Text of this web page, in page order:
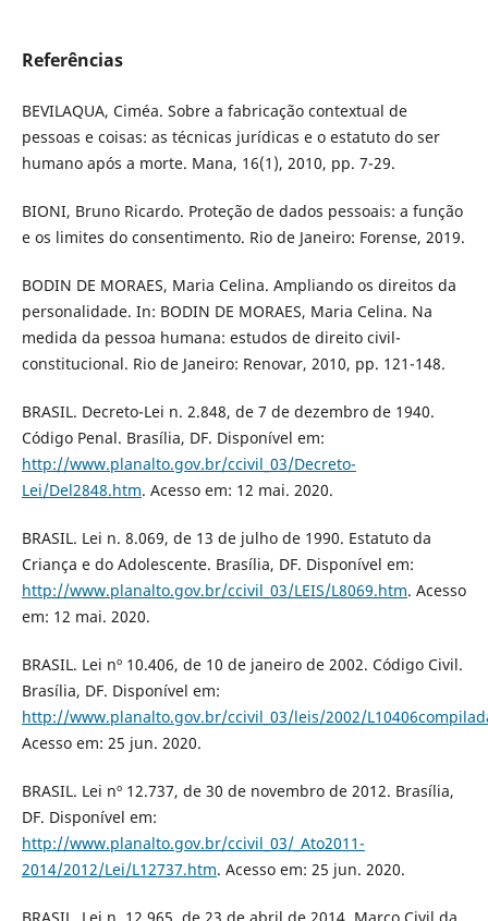
Referências
BEVILAQUA, Ciméa. Sobre a fabricação contextual de
pessoas e coisas: as técnicas jurídicas e o estatuto do ser
humano após a morte. Mana, 16(1), 2010, pp. 7-29.
BIONI, Bruno Ricardo. Proteção de dados pessoais: a função
e os limites do consentimento. Rio de Janeiro: Forense, 2019.
BODIN DE MORAES, Maria Celina. Ampliando os direitos da
personalidade. In: BODIN DE MORAES, Maria Celina. Na
medida da pessoa humana: estudos de direito civil-
constitucional. Rio de Janeiro: Renovar, 2010, pp. 121-148.
BRASIL. Decreto-Lei n. 2.848, de 7 de dezembro de 1940.
Código Penal. Brasília, DF. Disponível em:
http://www.planalto.gov.br/ccivil_03/Decreto-
Lei/Del2848.htm. Acesso em: 12 mai. 2020.
BRASIL. Lei n. 8.069, de 13 de julho de 1990. Estatuto da
Criança e do Adolescente. Brasília, DF. Disponível em:
http://www.planalto.gov.br/ccivil_03/LEIS/L8069.htm. Acesso
em: 12 mai. 2020.
BRASIL. Lei nº 10.406, de 10 de janeiro de 2002. Código Civil.
Brasília, DF. Disponível em:
http://www.planalto.gov.br/ccivil_03/leis/2002/
Acesso em: 25 jun. 2020.
BRASIL. Lei nº 12.737, de 30 de novembro de 2012. Brasília,
DF. Disponível em:
http://www.planalto.gov.br/ccivil_03/_Ato2011-
2014/2012/Lei/L12737.htm. Acesso em: 25 jun. 2020.
BRASIL. Lei n. 12.965, de 23 de abril de 2014. Marco Civil da